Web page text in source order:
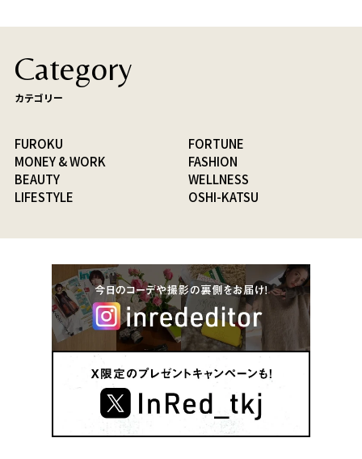
Category
カテゴリー
FUROKU
FORTUNE
MONEY & WORK
FASHION
BEAUTY
WELLNESS
LIFESTYLE
OSHI-KATSU